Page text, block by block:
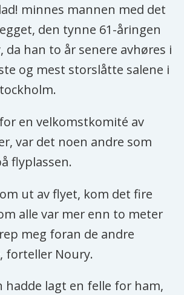
minnes mannen med det
den tynne 61-åringen
da han to år senere avhøres i
og mest storslåtte salene i
en velkomstkomité av
var det noen andre som
flyplassen.
ut av flyet, kom det fire
alle var mer enn to meter
meg foran de andre
forteller Noury.
hadde lagt en felle for ham,